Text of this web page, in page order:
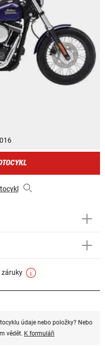
záruky
údaje nebo položky? Nebo
vědět. K formuláři